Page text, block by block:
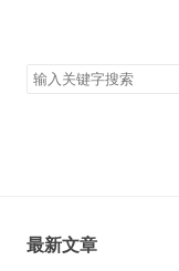
搜
最新文章